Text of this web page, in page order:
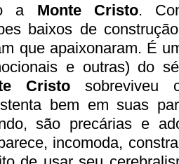
a Monte Cristo.
baixos de
que apaixonaram. É
e outras) do
Cristosobreviveu
bem em suas
são precárias e
incomoda,